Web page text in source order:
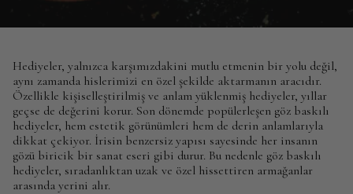
Hediyeler, yalnızca karşımızdakini mutlu etmenin bir yolu değil,
aynı zamanda hislerimizi en özel şekilde aktarmanın aracıdır.
Özellikle kişiselleştirilmiş ve anlam yüklenmiş hediyeler, yıllar
geçse de değerini korur. Son dönemde popülerleşen göz baskılı
hediyeler, hem estetik görünümleri hem de derin anlamlarıyla
dikkat çekiyor. İrisin benzersiz yapısı sayesinde her insanın
gözü biricik bir sanat eseri gibi durur. Bu nedenle göz baskılı
hediyeler, sıradanlıktan uzak ve özel hissettiren armağanlar
arasında yerini alır.